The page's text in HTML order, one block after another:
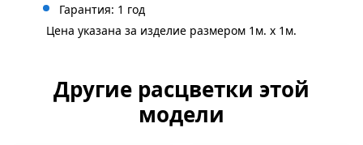
Гарантия: 1 год
Цена указана за изделие размером 1м. x 1м.
Другие расцветки этой
модели